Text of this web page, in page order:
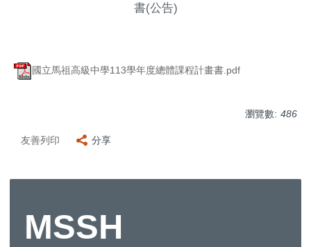
書(公告)
國立馬祖高級中學113學年度總體課程計畫書.pdf
瀏覽數: 486
友善列印 分享
MSSH